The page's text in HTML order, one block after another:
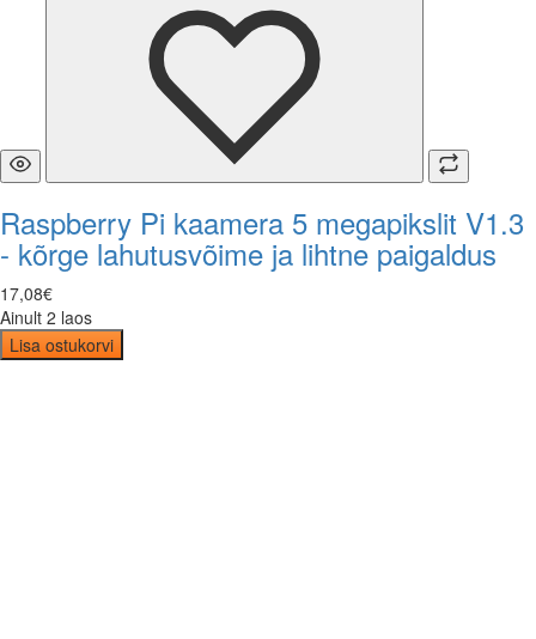
Raspberry Pi kaamera 5 megapikslit V1.3
- kõrge lahutusvõime ja lihtne paigaldus
17,08€
Ainult 2 laos
Lisa ostukorvi